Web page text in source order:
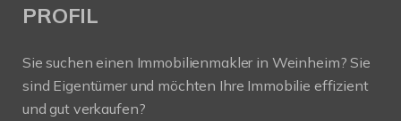
PROFIL
Sie suchen einen Immobilienmakler in Weinheim? Sie
sind Eigentümer und möchten Ihre Immobilie effizient
und gut verkaufen?